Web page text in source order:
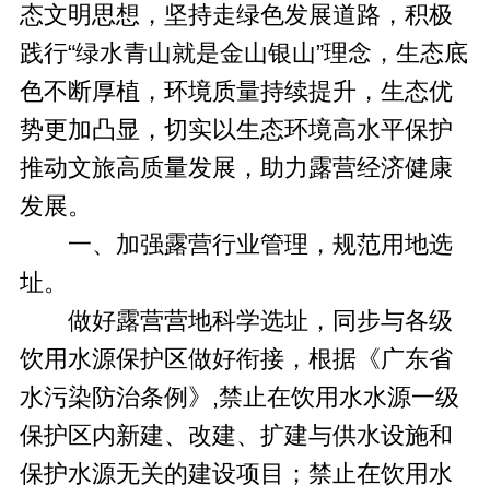
态文明思想，坚持走绿色发展道路，积极
践行“绿水青山就是金山银山”理念，生态底
色不断厚植，环境质量持续提升，生态优
势更加凸显，切实以生态环境高水平保护
推动文旅高质量发展，助力露营经济健康
发展。
一、加强露营行业管理，规范用地选
址。
做好露营营地科学选址，同步与各级
饮用水源保护区做好衔接，根据《广东省
水污染防治条例》,禁止在饮用水水源一级
保护区内新建、改建、扩建与供水设施和
保护水源无关的建设项目；禁止在饮用水